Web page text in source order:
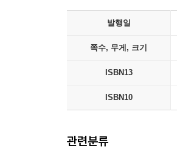
발행일
쪽수, 무게, 크기
ISBN13
ISBN10
관련분류